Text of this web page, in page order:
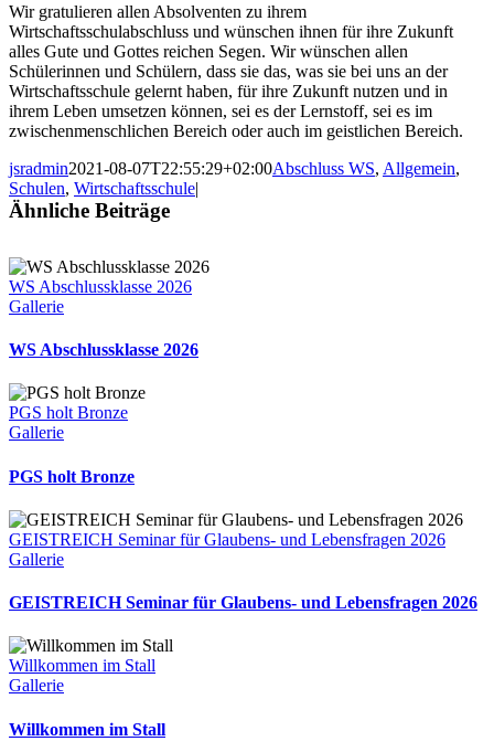
Wir gratulieren allen Absolventen zu ihrem
Wirtschaftsschulabschluss und wünschen ihnen für ihre Zukunft
alles Gute und Gottes reichen Segen. Wir wünschen allen
Schülerinnen und Schülern, dass sie das, was sie bei uns an der
Wirtschaftsschule gelernt haben, für ihre Zukunft nutzen und in
ihrem Leben umsetzen können, sei es der Lernstoff, sei es im
zwischenmenschlichen Bereich oder auch im geistlichen Bereich.
jsradmin2021-08-07T22:55:29+02:00Abschluss WS, Allgemein,
Schulen, Wirtschaftsschule|
Ähnliche Beiträge
WS Abschlussklasse 2026
Gallerie
WS Abschlussklasse 2026
PGS holt Bronze
Gallerie
PGS holt Bronze
GEISTREICH Seminar für Glaubens- und Lebensfragen 2026
Gallerie
GEISTREICH Seminar für Glaubens- und Lebensfragen 2026
Willkommen im Stall
Gallerie
Willkommen im Stall